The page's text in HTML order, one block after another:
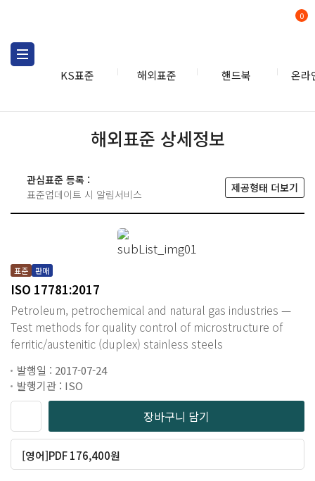
KS표준 해외표준 핸드북 온라
0
해외표준 상세정보
관심표준 등록 :
표준업데이트 시 알림서비스
제공형태 더보기
표준 판매
ISO 17781:2017
Petroleum, petrochemical and natural gas industries —
Test methods for quality control of microstructure of
ferritic/austenitic (duplex) stainless steels
발행일 : 2017-07-24
발행기관 : ISO
장바구니 담기
[영어]PDF 176,400원